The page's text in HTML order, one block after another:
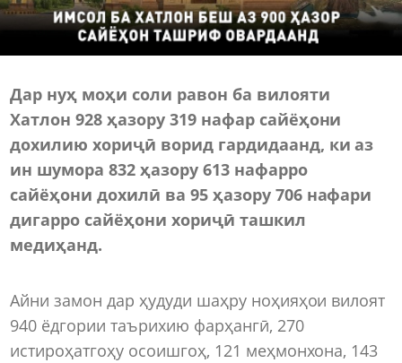
Дар нуҳ моҳи соли равон ба вилояти
Хатлон 928 ҳазору 319 нафар сайёҳони
дохилию хориҷӣ ворид гардидаанд, ки аз
ин шумора 832 ҳазору 613 нафарро
сайёҳони дохилӣ ва 95 ҳазору 706 нафари
дигарро сайёҳони хориҷӣ ташкил
медиҳанд.
Айни замон дар ҳудуди шаҳру ноҳияҳои вилоят
940 ёдгории таърихию фарҳангӣ, 270
истироҳатгоҳу осоишгоҳ, 121 меҳмонхона, 143